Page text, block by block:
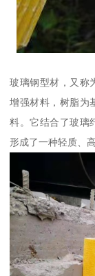
玻璃钢型材，又称
增强材料，树脂为
料。它结合了玻璃
形成了一种轻质、